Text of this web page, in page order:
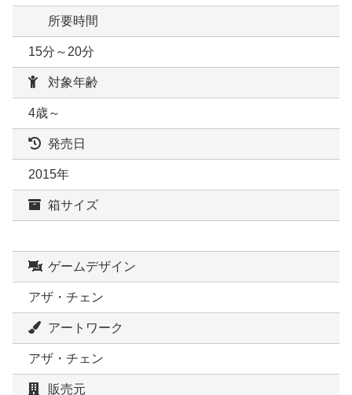
所要時間
15分～20分
対象年齢
4歳～
発売日
2015年
箱サイズ
ゲームデザイン
アザ・チェン
アートワーク
アザ・チェン
販売元